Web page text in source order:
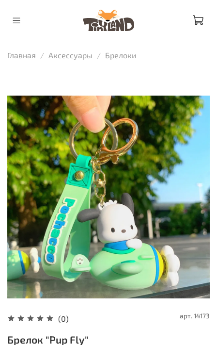
Главная Аксессуары Брелоки
(0) арт. 14173
Брелок "Pup Fly"